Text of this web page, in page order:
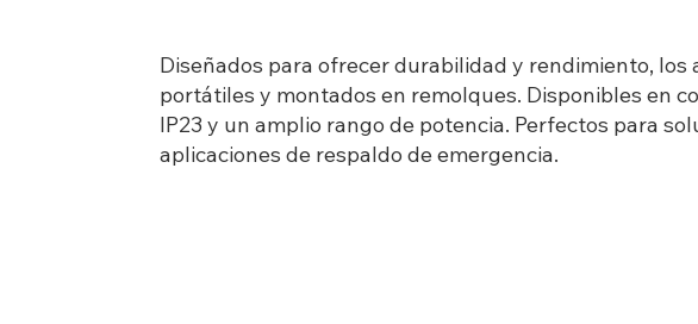
Diseñados para ofrecer durabilidad y rendimiento,
portátiles y montados en remolques. Disponibles en
IP23 y un amplio rango de potencia. Perfectos para
aplicaciones de respaldo de emergencia.